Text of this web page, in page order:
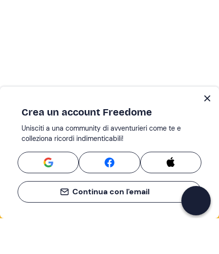
Se non sai mai cosa fare, sai cosa fare
Crea un account Freedome
Unisciti a una community di avventurieri come te e
colleziona ricordi indimenticabili!
Continua con l'email